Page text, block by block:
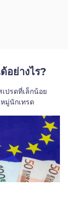
อย่างไร?
ปรดที่เล็กน้อย
มู่นักเทรด